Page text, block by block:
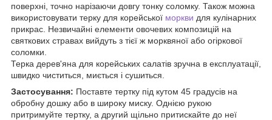
поверхні, точно нарізаючи довгу тонку соломку. Також можна
використовувати терку для корейської моркви для кулінарних
прикрас. Незвичайні елементи овочевих композицій на
святкових стравах вийдуть з тієї ж морквяної або огіркової
соломки.
Терка дерев'яна для корейських салатів зручна в експлуатації,
швидко чиститься, миється і сушиться.
Застосування: Поставте тертку під кутом 45 градусів на
обробну дошку або в широку миску. Однією рукою
притримуйте тертку, а другий щільно притискайте до неї